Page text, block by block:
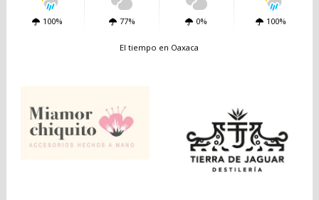
100% 77% 0% 100%
El tiempo en Oaxaca